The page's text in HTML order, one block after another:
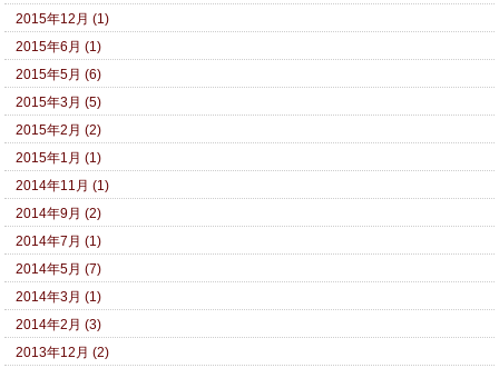
2015年12月 (1)
2015年6月 (1)
2015年5月 (6)
2015年3月 (5)
2015年2月 (2)
2015年1月 (1)
2014年11月 (1)
2014年9月 (2)
2014年7月 (1)
2014年5月 (7)
2014年3月 (1)
2014年2月 (3)
2013年12月 (2)